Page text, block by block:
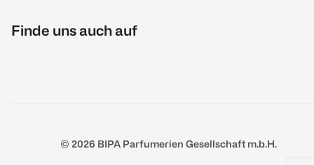
Finde uns auch auf
© 2026 BIPA Parfumerien Gesellschaft m.b.H.